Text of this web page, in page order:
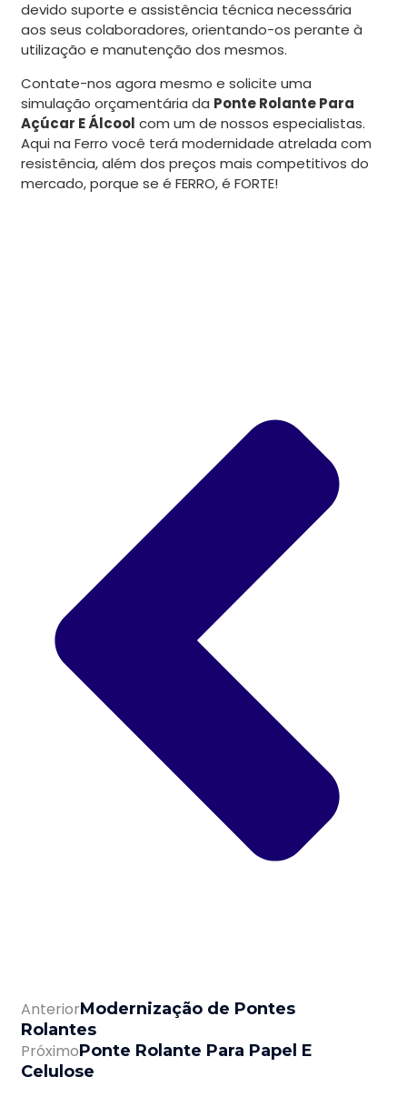
devido suporte e assistência técnica necessária
aos seus colaboradores, orientando-os perante à
utilização e manutenção dos mesmos.
Contate-nos agora mesmo e solicite uma
simulação orçamentária da Ponte Rolante Para
Açúcar E Álcool com um de nossos especialistas.
Aqui na Ferro você terá modernidade atrelada com
resistência, além dos preços mais competitivos do
mercado, porque se é FERRO, é FORTE!
AnteriorModernização de Pontes
Rolantes
PróximoPonte Rolante Para Papel E
Celulose